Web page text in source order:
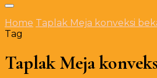
Home Taplak Meja konveksi
Tag
Taplak Meja